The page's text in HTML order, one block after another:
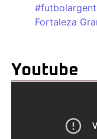
Fortaleza
Youtube